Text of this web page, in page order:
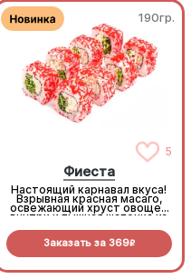
190гр.
5
Фиеста
Настоящий карнавал вкуса!
Взрывная красная масаго,
освежающий хруст овощей
внутри и пышная шапочка из
соусом Том Ям.
Заказать за 369R